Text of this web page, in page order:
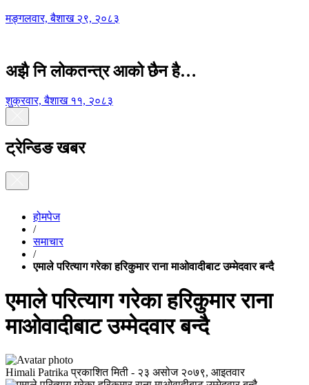
मङ्गलवार, बैशाख २९, २०८३
अझै नि लोकतन्त्र आको छैन है…
शुक्रवार, बैशाख ११, २०८३
ट्रेन्डिङ खबर
होमपेज
/
समाचार
/
एमाले परित्याग गरेका हरिकुमार राना माओवादीबाट उम्मेदवार बन्दै
एमाले परित्याग गरेका हरिकुमार राना
माओवादीबाट उम्मेदवार बन्दै
Himali Patrika प्रकाशित मिती - २३ असोज २०७९, आइतवार